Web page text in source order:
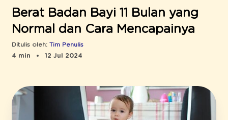
Berat Badan Bayi 11 Bulan yang
Normal dan Cara Mencapainya
Ditulis oleh: Tim Penulis
4 min
12 Jul 2024